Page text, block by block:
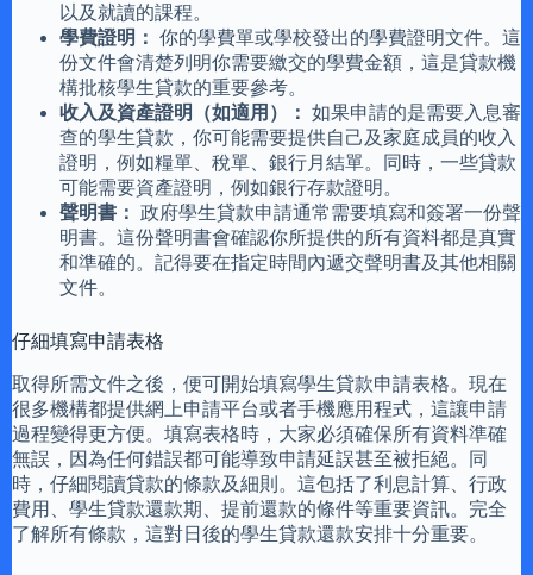
以及就讀的課程。
學費證明： 你的學費單或學校發出的學費證明文件。這
份文件會清楚列明你需要繳交的學費金額，這是貸款機
構批核學生貸款的重要參考。
收入及資產證明（如適用）： 如果申請的是需要入息審
查的學生貸款，你可能需要提供自己及家庭成員的收入
證明，例如糧單、稅單、銀行月結單。同時，一些貸款
可能需要資產證明，例如銀行存款證明。
聲明書： 政府學生貸款申請通常需要填寫和簽署一份聲
明書。這份聲明書會確認你所提供的所有資料都是真實
和準確的。記得要在指定時間內遞交聲明書及其他相關
文件。
仔細填寫申請表格
取得所需文件之後，便可開始填寫學生貸款申請表格。現在
很多機構都提供網上申請平台或者手機應用程式，這讓申請
過程變得更方便。填寫表格時，大家必須確保所有資料準確
無誤，因為任何錯誤都可能導致申請延誤甚至被拒絕。同
時，仔細閱讀貸款的條款及細則。這包括了利息計算、行政
費用、學生貸款還款期、提前還款的條件等重要資訊。完全
了解所有條款，這對日後的學生貸款還款安排十分重要。